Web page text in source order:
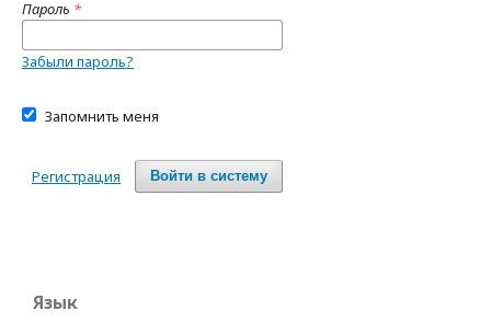
Пароль *
Забыли пароль?
Запомнить меня
Войти в систему
Регистрация
Язык